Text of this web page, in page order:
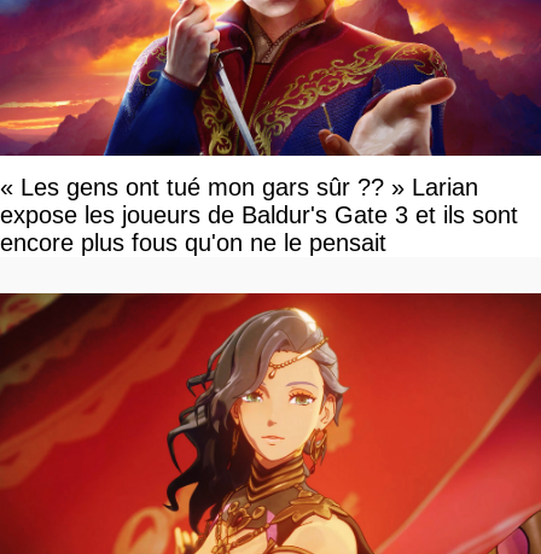
« Les gens ont tué mon gars sûr ?? » Larian
expose les joueurs de Baldur's Gate 3 et ils sont
encore plus fous qu'on ne le pensait